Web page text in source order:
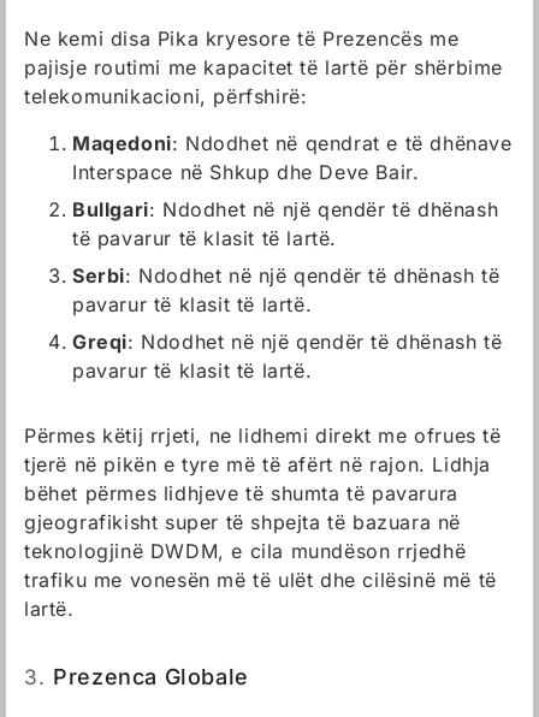
Ne kemi disa Pika kryesore të Prezencës me
pajisje routimi me kapacitet të lartë për shërbime
telekomunikacioni, përfshirë:
Maqedoni: Ndodhet në qendrat e të dhënave
Interspace në Shkup dhe Deve Bair.
Bullgari: Ndodhet në një qendër të dhënash
të pavarur të klasit të lartë.
Serbi: Ndodhet në një qendër të dhënash të
pavarur të klasit të lartë.
Greqi: Ndodhet në një qendër të dhënash të
pavarur të klasit të lartë.
Përmes këtij rrjeti, ne lidhemi direkt me ofrues të
tjerë në pikën e tyre më të afërt në rajon. Lidhja
bëhet përmes lidhjeve të shumta të pavarura
gjeografikisht super të shpejta të bazuara në
teknologjinë DWDM, e cila mundëson rrjedhë
trafiku me vonesën më të ulët dhe cilësinë më të
lartë.
3. Prezenca Globale